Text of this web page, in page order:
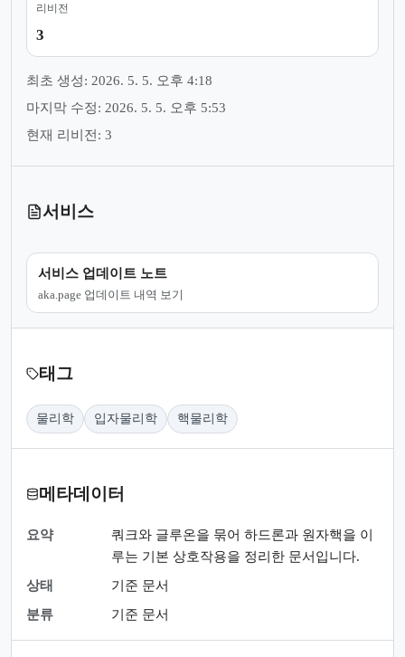
리비전
3
최초 생성: 2026. 5. 5. 오후 4:18
마지막 수정: 2026. 5. 5. 오후 5:53
현재 리비전: 3
서비스
서비스 업데이트 노트
aka.page 업데이트 내역 보기
태그
물리학 입자물리학 핵물리학
메타데이터
요약
쿼크와 글루온을 묶어 하드론과 원자핵을 이
루는 기본 상호작용을 정리한 문서입니다.
상태
기준 문서
분류
기준 문서